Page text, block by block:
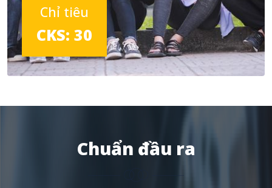
Chỉ tiêu
CKS: 30
Chuẩn đầu ra